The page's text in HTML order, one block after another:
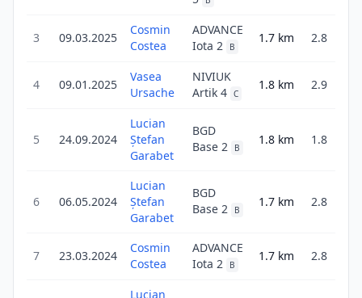
3 09.03.2025
Cosmin
Costea
ADVANCE
Iota 2
B
1.7 km 2.8
4 09.01.2025
Vasea
Ursache
NIVIUK
Artik 4 C
1.8 km 2.9
5 24.09.2024
Lucian
Ștefan
Garabet
BGD
Base 2
B
1.8 km 1.8
6 06.05.2024
Lucian
Ștefan
Garabet
BGD
Base 2
B
1.7 km 2.8
7 23.03.2024
Cosmin
Costea
ADVANCE
Iota 2
B
1.7 km 2.8
Lucian